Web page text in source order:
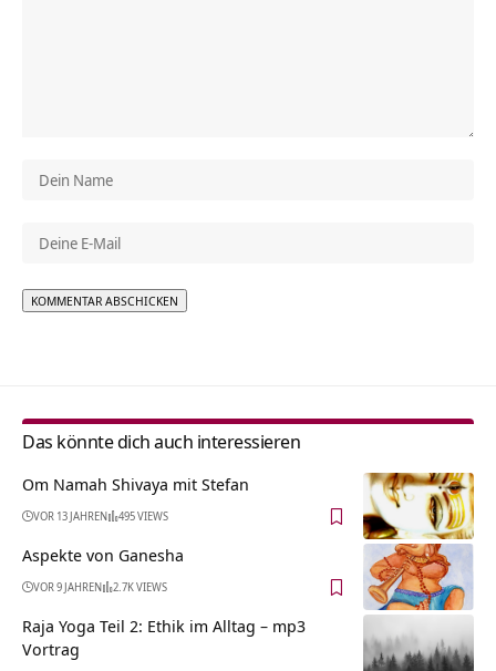
Das könnte dich auch interessieren
Om Namah Shivaya mit Stefan
VOR 13 JAHREN 495 VIEWS
Aspekte von Ganesha
VOR 9 JAHREN 2.7K VIEWS
Raja Yoga Teil 2: Ethik im Alltag – mp3
Vortrag